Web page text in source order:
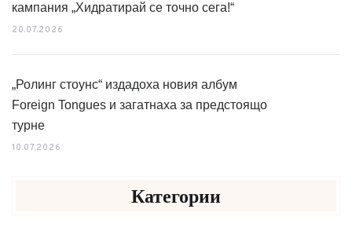
кампания „Хидратирай се точно сега!“
20.07.2026
„Ролинг стоунс“ издадоха новия албум
Foreign Tongues и загатнаха за предстоящо
турне
10.07.2026
Категории